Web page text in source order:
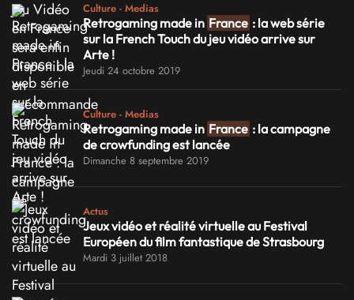
Culture - Medias
Retrogaming made in France : la web série
sur la French Touch du jeu vidéo arrive sur
Arte !
Jeudi 24 octobre 2019
Culture - Medias
Retrogaming made in France : la campagne
de crowfunding est lancée
Dimanche 8 septembre 2019
Actus
Jeux vidéo et réalité virtuelle au Festival
Européen du film fantastique de Strasbourg
Mardi 3 juillet 2018